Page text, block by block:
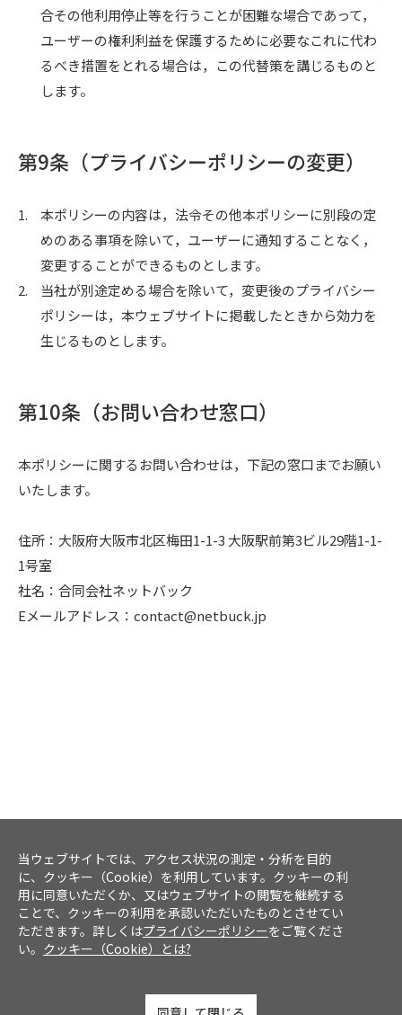
合その他利用停止等を行うことが困難な場合であって，
ユーザーの権利利益を保護するために必要なこれに代わ
るべき措置をとれる場合は，この代替策を講じるものと
します。
第9条（プライバシーポリシーの変更）
1.
本ポリシーの内容は，法令その他本ポリシーに別段の定
めのある事項を除いて，ユーザーに通知することなく，
変更することができるものとします。
2.
当社が別途定める場合を除いて，変更後のプライバシー
ポリシーは，本ウェブサイトに掲載したときから効力を
生じるものとします。
第10条（お問い合わせ窓口）
本ポリシーに関するお問い合わせは，下記の窓口までお願い
いたします。
住所：大阪府大阪市北区梅田1-1-3 大阪駅前第3ビル29階1-1-
1号室
社名：合同会社ネットバック
Eメールアドレス：contact@netbuck.jp
当ウェブサイトでは、アクセス状況の測定・分析を目的
に、クッキー（Cookie）を利用しています。クッキーの利
用に同意いただくか、又はウェブサイトの閲覧を継続する
ことで、クッキーの利用を承認いただいたものとさせてい
ただきます。詳しくはプライバシーポリシーをご覧くださ
い。 クッキー（Cookie）とは?